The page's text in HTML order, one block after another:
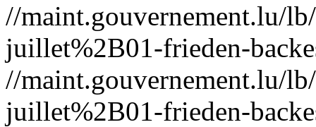
//maint.gouvernement.lu/
juillet%2B01-frieden-
//maint.gouvernement.lu/
juillet%2B01-frieden-